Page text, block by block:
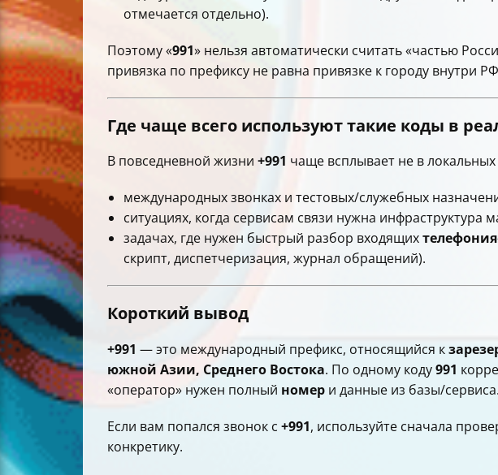
отмечается отдельно).
Поэтому «991» нельзя автоматически считать «частью
привязка по префиксу не равна привязке к городу внутри
Где чаще всего используют такие коды в
В повседневной жизни +991 чаще всплывает не в
международных звонках и тестовых/служебных
ситуациях, когда сервисам связи нужна инфраструктура
задачах, где нужен быстрый разбор входящихтелефония
скрипт, диспетчеризация, журнал обращений).
Короткий вывод
+991 — это международный префикс, относящийся к
южной Азии, Среднего Востока. По одному коду991
«оператор» нужен полный номер и данные из базы/сервиса.
Если вам попался звонок с +991, используйте сначала
конкретику.